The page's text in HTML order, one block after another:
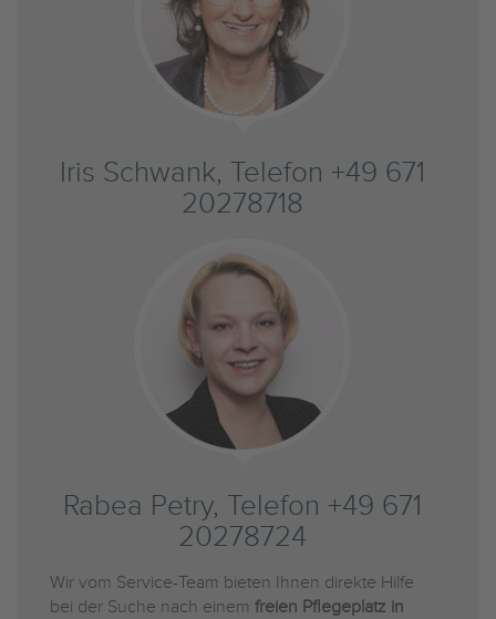
Iris Schwank, Telefon +49 671
20278718
Rabea Petry, Telefon +49 671
20278724
Wir vom Service-Team bieten Ihnen direkte Hilfe
bei der Suche nach einem freien Pflegeplatz in